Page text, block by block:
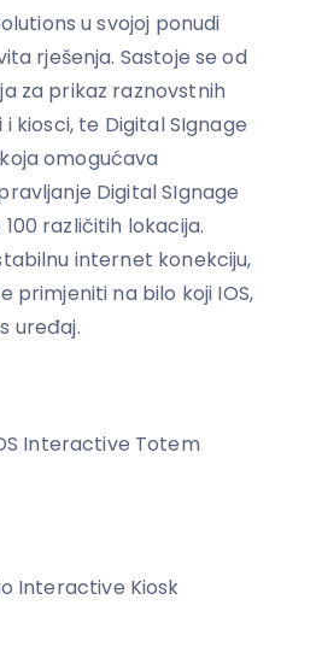
u svojoj ponudi
rješenja. Sastoje se od
za prikaz raznovstnih
kiosci, te Digital SIgnage
omogućava
Digital SIgnage
različitih lokacija.
internet konekciju,
primjeniti na bilo koji IOS,
uređaj.
Interactive Totem
Interactive Kiosk